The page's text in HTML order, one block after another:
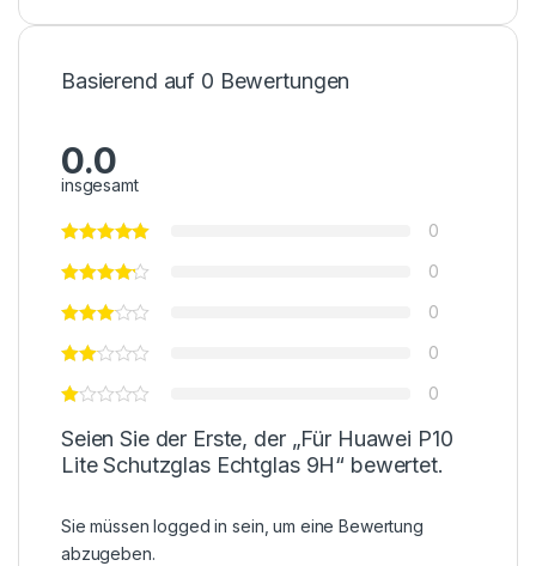
Basierend auf 0 Bewertungen
0.0
insgesamt
0
0
0
0
0
Seien Sie der Erste, der „Für Huawei P10
Lite Schutzglas Echtglas 9H“ bewertet.
Sie müssenlogged in sein, um eine Bewertung
abzugeben.